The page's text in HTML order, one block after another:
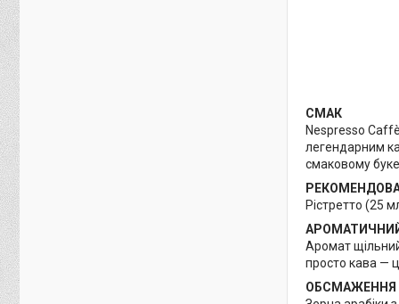
СМАК
Nespresso
легендарним
смаковому
Рістретто (25
Аромат
просто кава —
ОБСМАЖЕННЯ